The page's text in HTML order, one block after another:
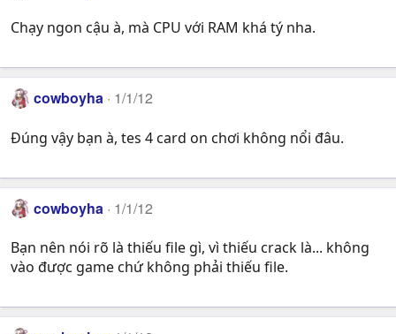
Chạy ngon cậu à, mà CPU với RAM khá tý nha.
cowboyha 1/1/12
Đúng vậy bạn à, tes 4 card on chơi không nổi đâu.
cowboyha 1/1/12
Bạn nên nói rõ là thiếu file gì, vì thiếu crack là... không
vào được game chứ không phải thiếu file.